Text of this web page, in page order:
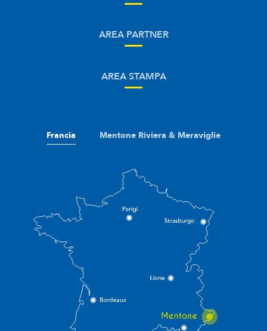
AREA PARTNER
AREA STAMPA
Francia Mentone Riviera & Meraviglie